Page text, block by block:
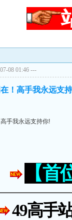
08 01:46 ---
！高手我永远支
手我永远支持你!
【
49高手